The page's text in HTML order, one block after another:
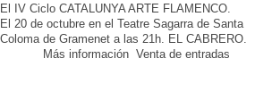
El IV Ciclo CATALUNYA ARTE FLAMENCO.
El 20 de octubre en el Teatre Sagarra de Santa
Coloma de Gramenet a las 21h. EL CABRERO.
Más información Venta de entradas